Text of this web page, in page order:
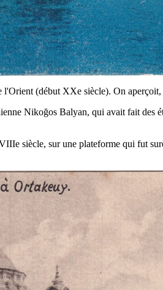
(début XXe siècle). On
Nikoğos Balyan, qui avait fait des
siècle, sur une plateforme qui fut